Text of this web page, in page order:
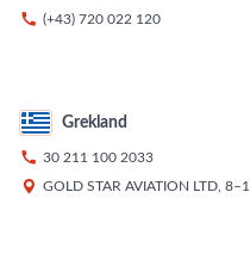
 (+43) 720 022 120
Grekland
 30 211 100 2033
 GOLD STAR AVIATION LTD,